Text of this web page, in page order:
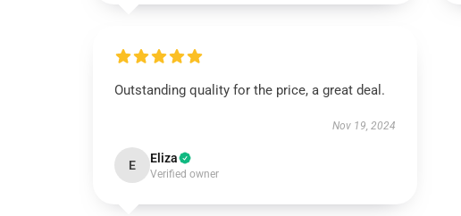
Outstanding quality for the price, a great deal.
Nov 19, 2024
E Eliza
Verified owner